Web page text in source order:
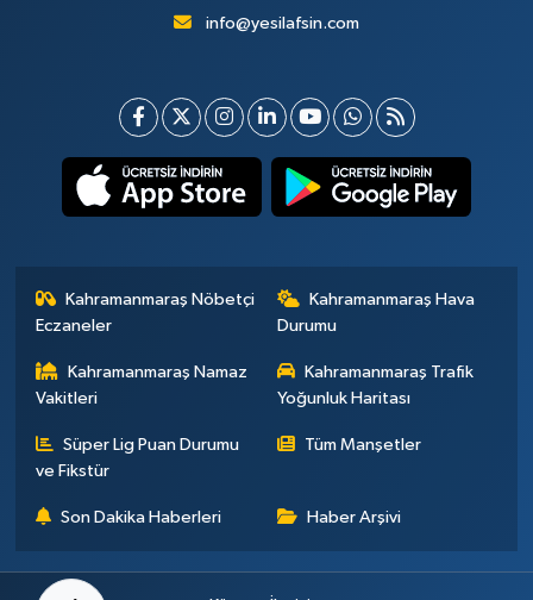
info@yesilafsin.com
Kahramanmaraş Nöbetçi
Eczaneler
Kahramanmaraş Hava
Durumu
Kahramanmaraş Namaz
Vakitleri
Kahramanmaraş Trafik
Yoğunluk Haritası
Süper Lig Puan Durumu
ve Fikstür
Tüm Manşetler
Son Dakika Haberleri Haber Arşivi